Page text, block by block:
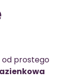
od prostego